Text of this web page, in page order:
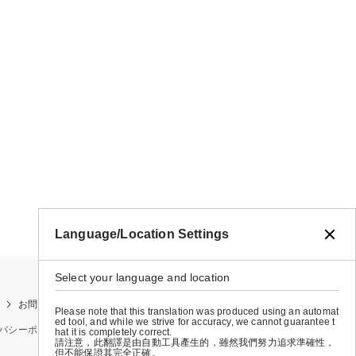
お問い合わせ
シーポリシー 特定商取引法に基づく表示 会社概要
Language/Location Settings
Select your language and location
Please note that this translation was produced using an automat
ed tool, and while we strive for accuracy, we cannot guarantee t
hat it is completely correct.
請注意，此翻譯是由自動工具產生的，雖然我們努力追求準確性，
但不能保證其完全正確。